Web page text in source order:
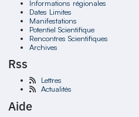
Informations régionales
Dates Limites
Manifestations
Potentiel Scientifique
Rencontres Scientifiques
Archives
Rss
Lettres
Actualités
Aide